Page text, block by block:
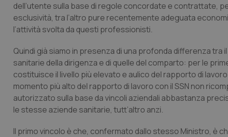
dell’utente sulla base di regole concordate e contrattate,
esclusività, tra l’altro pure recentemente adeguata
l’attività svolta da questi professionisti.
Quindi già siamo in presenza di una profonda differenza
sanitarie della dirigenza e di quelle del comparto: per le
costituisce il livello più elevato e aulico del rapporto di
momento più alto del rapporto di lavoro con il SSN non
autorizzato sulla base da vincoli aziendali abbastanza
le stesse aziende sanitarie, tutt’altro anzi.
Il primo vincolo è che, confermato dallo stesso Ministro, è